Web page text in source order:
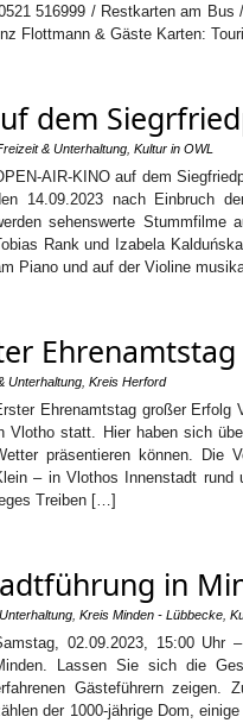
516999 / Restkarten am
Flottmann & Gäste Karten:
dem
& Unterhaltung Kultur in OWL
AIR-KINO auf dem
14.09.2023 nach Einbruch
sehenswerte Stummfilme
Rank und Izabela
Piano und auf der Violine
Unterhaltung Kreis Herford
Ehrenamtstag großer
Vlotho statt. Hier haben sich
präsentieren können. Die
– in Vlothos Innenstadt rund
Treiben […]
in
Kreis Minden - Lübbecke
02.09.2023, 15:00 Uhr
Lassen Sie sich die
Gästeführern zeigen.
der 1000-jährige Dom,